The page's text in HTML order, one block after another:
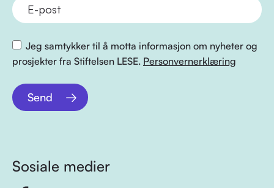
Jeg samtykker til å motta informasjon om nyheter og
prosjekter fra Stiftelsen LESE. Personvernerklæring
Send
Sosiale medier